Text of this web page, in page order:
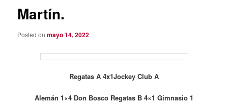
Martín.
Posted onmayo 14, 2022
Regatas A 4x1Jockey Club A
Alemán 1×4 Don Bosco Regatas B 4×1 Gimnasio 1